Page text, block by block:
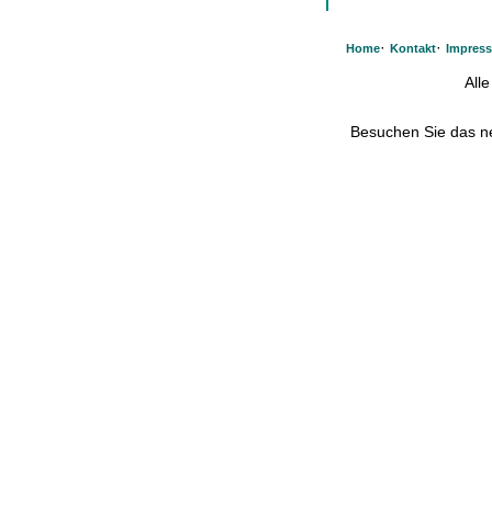
Home· Kontakt·
Besuchen Sie das